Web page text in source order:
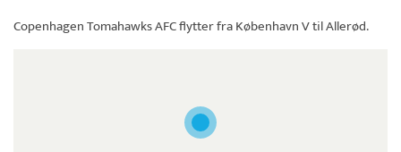
Copenhagen Tomahawks AFCflytter fra København V til Allerød.